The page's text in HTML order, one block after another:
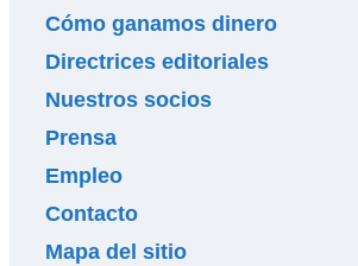
Cómo ganamos dinero
Directrices editoriales
Nuestros socios
Prensa
Empleo
Contacto
Mapa del sitio